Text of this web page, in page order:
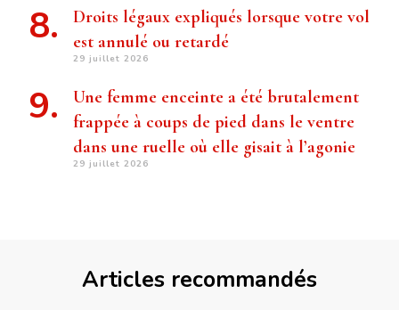
Droits légaux expliqués lorsque votre vol
est annulé ou retardé
29 juillet 2026
Une femme enceinte a été brutalement
frappée à coups de pied dans le ventre
dans une ruelle où elle gisait à l’agonie
29 juillet 2026
Articles recommandés